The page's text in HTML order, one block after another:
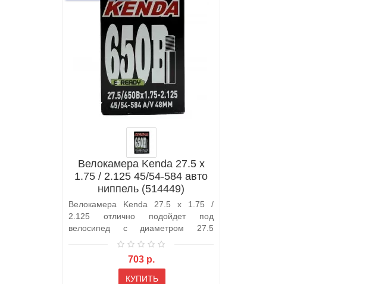
Велокамера Kenda 27.5 x
1.75 / 2.125 45/54-584 авто
ниппель (514449)
Велокамера Kenda 27.5 x 1.75 /
2.125 отлично подойдет под
велосипед с диаметром 27.5
дюймов и с шири..
703 р.
КУПИТЬ